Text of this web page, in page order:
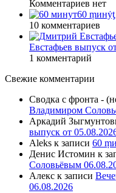
Комментариев нет
60
10 комментариев
Евстафьев выпуск
1 комментарий
Свежие комментарии
Сводка с фронта -
Владимиром
Аркадий
выпуск от
Aleks к записи 60
Денис Истомин к
Соловьёвым
Алекс к записи
06.08.2026